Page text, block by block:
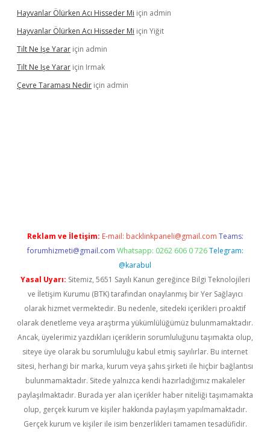
Hayvanlar Ölürken Acı Hisseder Mi için admin
Hayvanlar Ölürken Acı Hisseder Mi için Yiğit
Tilt Ne Işe Yarar için admin
Tilt Ne Işe Yarar için Irmak
Çevre Taraması Nedir için admin
Reklam ve İletişim: E-mail: backlinkpaneli@gmail.com Teams:
forumhizmeti@gmail.com Whatsapp: 0262 606 0 726 Telegram:
@karabul
Yasal Uyarı: Sitemiz, 5651 Sayılı Kanun gereğince Bilgi Teknolojileri
ve İletişim Kurumu (BTK) tarafından onaylanmış bir Yer Sağlayıcı
olarak hizmet vermektedir. Bu nedenle, sitedeki içerikleri proaktif
olarak denetleme veya araştırma yükümlülüğümüz bulunmamaktadır.
Ancak, üyelerimiz yazdıkları içeriklerin sorumluluğunu taşımakta olup,
siteye üye olarak bu sorumluluğu kabul etmiş sayılırlar. Bu internet
sitesi, herhangi bir marka, kurum veya şahıs şirketi ile hiçbir bağlantısı
bulunmamaktadır. Sitede yalnızca kendi hazırladığımız makaleler
paylaşılmaktadır. Burada yer alan içerikler haber niteliği taşımamakta
olup, gerçek kurum ve kişiler hakkında paylaşım yapılmamaktadır.
Gerçek kurum ve kişiler ile isim benzerlikleri tamamen tesadüfidir.